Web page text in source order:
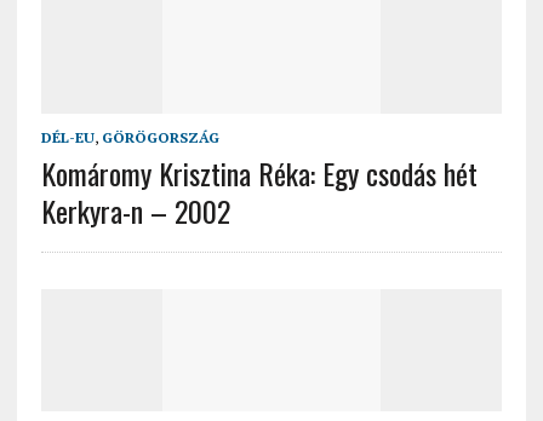
DÉL-EU, GÖRÖGORSZÁG
Komáromy Krisztina Réka: Egy csodás hét
Kerkyra-n – 2002